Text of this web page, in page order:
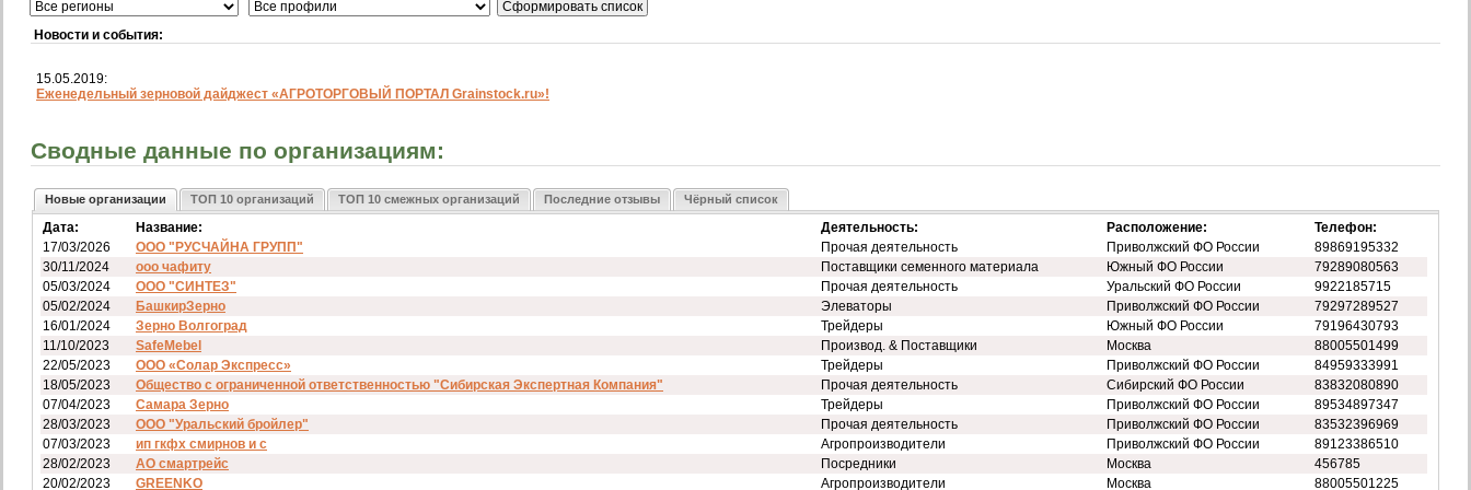
Новости и события:
15.05.2019:
Еженедельный зерновой дайджест «АГРОТОРГОВЫЙ ПОРТАЛ Grainstock.ru»!
Сводные данные по организациям:
Новые организации ТОП 10 организаций ТОП 10 смежных организаций Последние отзывы Чёрный список
Дата: Название: Деятельность: Расположение:
Телефон:
17/03/2026
ООО "РУСЧАЙНА ГРУПП" Прочая деятельность Приволжский ФО России
89869195332
30/11/2024
ооо чафиту Поставщики семенного материала Южный ФО России
79289080563
05/03/2024
ООО "СИНТЕЗ" Прочая деятельность Уральский ФО России
9922185715
05/02/2024
БашкирЗерно Элеваторы Приволжский ФО России
79297289527
16/01/2024
Зерно Волгоград Трейдеры Южный ФО России
79196430793
11/10/2023
SafeMebel Производ. & Поставщики Москва
88005501499
22/05/2023
ООО «Солар Экспресс» Трейдеры Приволжский ФО России
84959333991
18/05/2023
Общество с ограниченной ответственностью "Сибирская Экспертная Компания" Прочая деятельность Сибирский ФО России
83832080890
07/04/2023
Самара Зерно Трейдеры Приволжский ФО России
89534897347
28/03/2023
ООО "Уральский бройлер" Прочая деятельность Приволжский ФО России
83532396969
07/03/2023
ип гкфх смирнов и с Агропроизводители Приволжский ФО России
89123386510
28/02/2023
АО смартрейс Посредники Москва
456785
20/02/2023
GREENKO Агропроизводители Москва 88005501225